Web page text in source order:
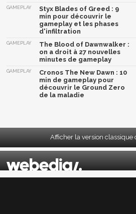
GAMEPLAY
Styx Blades of Greed : 9
min pour découvrir le
gameplay et les phases
d'infiltration
GAMEPLAY
The Blood of Dawnwalker :
on a droit à 27 nouvelles
minutes de gameplay
GAMEPLAY
Cronos The New Dawn : 10
min de gameplay pour
découvrir le Ground Zero
de la maladie
Afficher la version classique